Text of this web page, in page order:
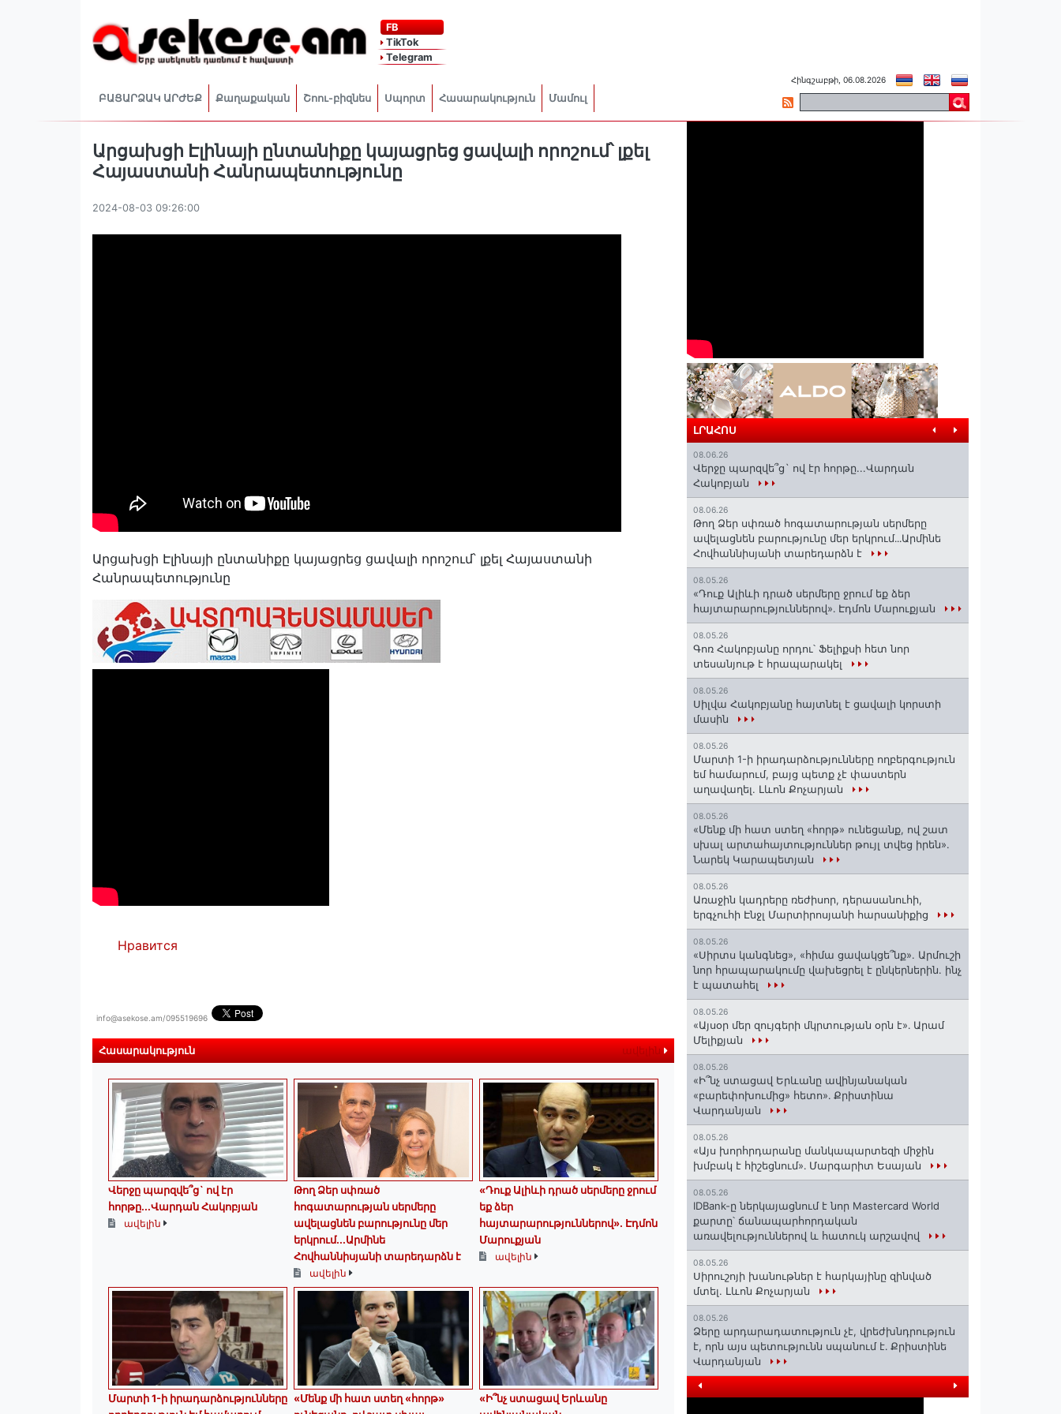
FB
TikTok
Telegram
ԲԱՑԱՐՁԱԿ ԱՐԺԵՔ Քաղաքական Շոու-բիզնես Սպորտ Հասարակություն Մամուլ
Հինգշաբթի, 06.08.2026
Արցախցի Էլինայի ընտանիքը կայացրեց ցավալի որոշում՝ լքել
Հայաստանի Հանրապետությունը
2024-08-03 09:26:00
Արցախցի Էլինայի ընտանիքը կայացրեց ցավալի որոշում՝ լքել Հայաստանի
Հանրապետությունը
Нравится
info@asekose.am/095519696
Հասարակություն ավելին
Վերջը պարզվե՞ց` ով էր
հորթը...Վարդան Հակոբյան
ավելին
Թող Ձեր սփռած
հոգատարության սերմերը
ավելացնեն բարությունը մեր
երկրում․․․Արմինե
Հովհաննիսյանի տարեդարձն է
ավելին
«Դուք Ալիևի դրած սերմերը ջրում
եք ձեր
հայտարարություններով»․ Էդմոն
Մարուքյան
ավելին
Մարտի 1-ի իրադարձությունները «Մենք մի հատ ստեղ «հորթ»
«Ի՞նչ ստացավ Երևանը
ԼՐԱՀՈՍ
08.06.26
Վերջը պարզվե՞ց` ով էր հորթը...Վարդան
Հակոբյան
08.06.26
Թող Ձեր սփռած հոգատարության սերմերը
ավելացնեն բարությունը մեր երկրում․․․Արմինե
Հովհաննիսյանի տարեդարձն է
08.05.26
«Դուք Ալիևի դրած սերմերը ջրում եք ձեր
հայտարարություններով»․ Էդմոն Մարուքյան
08.05.26
Գոռ Հակոբյանը որդու՝ Ֆելիքսի հետ նոր
տեսանյութ է հրապարակել
08.05.26
Սիլվա Հակոբյանը հայտնել է ցավալի կորստի
մասին
08.05.26
Մարտի 1-ի իրադարձությունները ողբերգություն
եմ համարում, բայց պետք չէ փաստերն
աղավաղել. Լևոն Քոչարյան
08.05.26
«Մենք մի հատ ստեղ «հորթ» ունեցանք, ով շատ
սխալ արտահայտություններ թույլ տվեց իրեն».
Նարեկ Կարապետյան
08.05.26
Առաջին կադրերը ռեժիսոր, դերասանուհի,
երգչուհի Էնջլ Մարտիրոսյանի հարսանիքից
08.05.26
«Սիրտս կանգնեց», «հիմա ցավակցե՞նք». Արմուշի
նոր հրապարակումը վախեցրել է ընկերներին. ինչ
է պատահել
08.05.26
«Այսօր մեր զույգերի մկրտության օրն է»․ Արամ
Մելիքյան
08.05.26
«Ի՞նչ ստացավ Երևանը ավինյանական
«բարեփոխումից» հետո»․ Քրիստինա
Վարդանյան
08.05.26
«Այս խորհրդարանը մանկապարտեզի միջին
խմբակ է հիշեցնում»․ Մարգարիտ Եսայան
08.05.26
IDBank-ը ներկայացնում է նոր Mastercard World
քարտը՝ ճանապարհորդական
առավելություններով և հատուկ արշավով
08.05.26
Սիրուշոյի խանութներ է հարկայինը զինված
մտել. Լևոն Քոչարյան
08.05.26
Ձերը արդարադատություն չէ, վրեժխնդրություն
է, որն այս պետությունն սպանում է․ Քրիստինե
Վարդանյան